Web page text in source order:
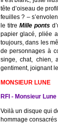
tête d’oiseau de
feuilles ? –
le titre Mille ponts
papier glacé, pliée
toujours, dans les
de personnages à
singe, chat, chien,
gentiment, joignant
MONSIEUR LUNE
RFI - Monsieur
Voilà un disque qui
hommage